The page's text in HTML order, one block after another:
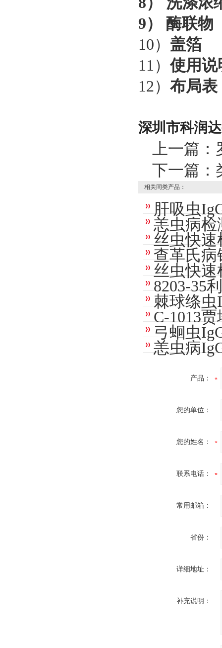
9） 酶联物
10） 盖箔
11 ）使用说
12） 布局表
深圳市科润
上一篇：
下一篇：
相关同类产品：
肝吸虫
恙虫病检
丝虫快速
查革氏病
丝虫快速
8203-35
棘球绦虫
C-1013
弓蛔虫
恙虫病
产品：
您的单位：
您的姓名：
联系电话：
常用邮箱：
省份：
详细地址：
补充说明：